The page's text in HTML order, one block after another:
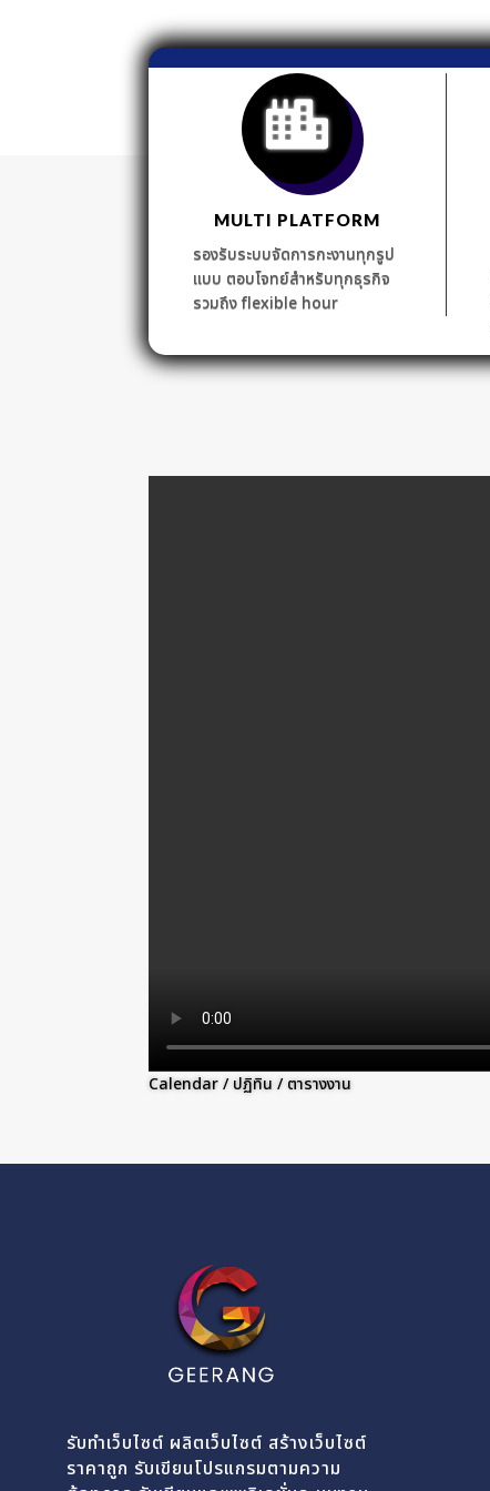
MULTI PLATFORM
รองรับระบบจัดการกะงานทุกรูป
แบบ ตอบโจทย์สำหรับทุกธุรกิจ
รวมถึง flexible hour
Calendar / ปฏิทิน / ตารางงาน
รับทำเว็บไซต์ ผลิตเว็บไซต์ สร้างเว็บไซต์
ราคาถูก รับเขียนโปรแกรมตามความ